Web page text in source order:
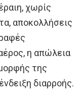
χωρίς
αποκολλήσεις
η απώλεια
της
διαρροής.